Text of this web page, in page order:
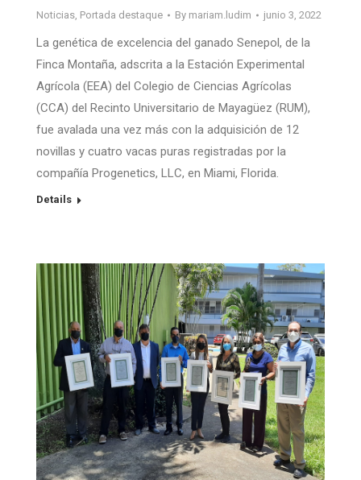
Noticias, Portada destaque By mariam.ludim junio 3, 2022
La genética de excelencia del ganado Senepol, de la
Finca Montaña, adscrita a la Estación Experimental
Agrícola (EEA) del Colegio de Ciencias Agrícolas
(CCA) del Recinto Universitario de Mayagüez (RUM),
fue avalada una vez más con la adquisición de 12
novillas y cuatro vacas puras registradas por la
compañía Progenetics, LLC, en Miami, Florida.
Details